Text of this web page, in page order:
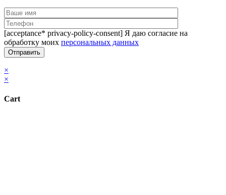
[acceptance* privacy-policy-consent] Я даю согласие на
обработку моих персональных данных
×
×
Cart